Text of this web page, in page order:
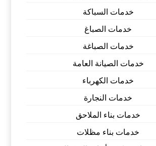
خدمات السباكة
خدمات الصباغ
خدمات الصباغة
خدمات الصيانة العامة
خدمات الكهرباء
خدمات النجارة
خدمات بناء الملاحق
خدمات بناء مظلات